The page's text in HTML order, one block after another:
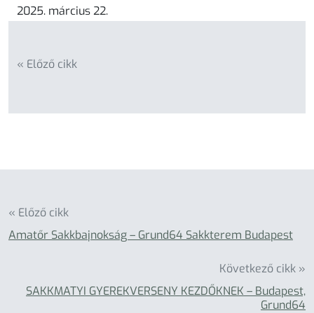
2025. március 22.
« Előző cikk
« Előző cikk
Amatőr Sakkbajnokság – Grund64 Sakkterem Budapest
Következő cikk »
SAKKMATYI GYEREKVERSENY KEZDŐKNEK – Budapest,
Grund64